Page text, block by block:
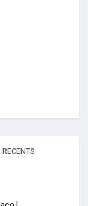
RECENTS